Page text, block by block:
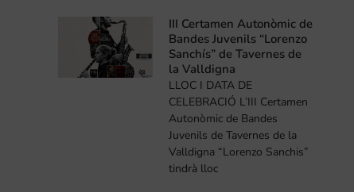
III Certamen Autonòmic de
Bandes Juvenils “Lorenzo
Sanchís” de Tavernes de
la Valldigna
LLOC I DATA DE
CELEBRACIÓ L’III Certamen
Autonòmic de Bandes
Juvenils de Tavernes de la
Valldigna “Lorenzo Sanchis”
tindrà lloc